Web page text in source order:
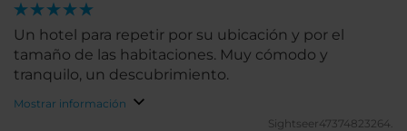
Un hotel para repetir por su ubicación y por el
tamaño de las habitaciones. Muy cómodo y
tranquilo, un descubrimiento.
Mostrar información
Sightseer47374823264.